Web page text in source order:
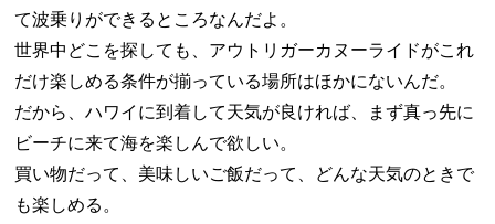
て波乗りができるところなんだよ。
世界中どこを探しても、アウトリガーカヌーライドがこれ
だけ楽しめる条件が揃っている場所はほかにないんだ。
だから、ハワイに到着して天気が良ければ、まず真っ先に
ビーチに来て海を楽しんで欲しい。
買い物だって、美味しいご飯だって、どんな天気のときで
も楽しめる。